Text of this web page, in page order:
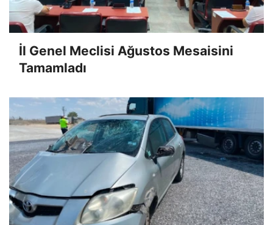
İl Genel Meclisi Ağustos Mesaisini
Tamamladı